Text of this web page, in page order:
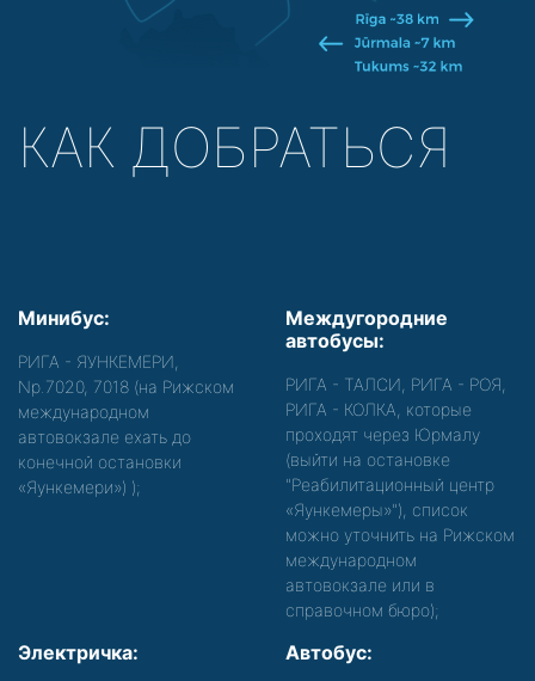
КАК ДОБРАТЬСЯ
Минибус:
РИГА - ЯУНКЕМЕРИ,
Nр.7020, 7018 (на Рижском
международном
автовокзале ехать до
конечной остановки
«Яункемери») );
Междугородние
автобусы:
РИГА - ТАЛСИ, РИГА - РОЯ,
РИГА - КОЛКА, которые
проходят через Юрмалу
(выйти на остановке
"Реабилитационный центр
«Яункемеры»"), список
можно уточнить на Рижском
международном
автовокзале или в
справочном бюро);
Электричка: Автобус: